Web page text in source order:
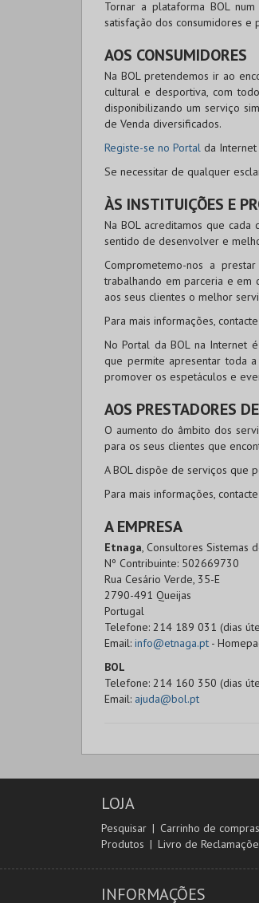
Tornar a plataforma BOLnum
satisfação dos consumidores e
AOS CONSUMIDORES
NaBOLpretendemos ir ao
cultural e desportiva, com
disponibilizando um serviço
de Venda diversificados.
Registe-se no Portal da
Se necessitar de qualquer
ÀS INSTITUIÇÕES E
Na BOLacreditamos que cada
sentido de desenvolver e
Comprometemo-nos a
trabalhando em parceria e em
aos seus clientes o melhor
Para mais informações,
No Portal daBOLna Internet é
que permite apresentar toda
promover os espetáculos e
AOS PRESTADORES
O aumento do âmbito dos
para os seus clientes que
ABOLdispõe de serviços que
Para mais informações,
A EMPRESA
Etnaga, Consultores Sistemas
Nº Contribuinte: 502669730
Rua Cesário Verde, 35-E
2790-491 Queijas
Portugal
Telefone: 214 189 031 (dias
Email: info@etnaga.pt -
BOL
Telefone: 214 160 350 (dias
Email: ajuda@bol.pt
LOJA
Pesquisar Carrinho de compras
Produtos
Livro de
INFORMAÇÕES